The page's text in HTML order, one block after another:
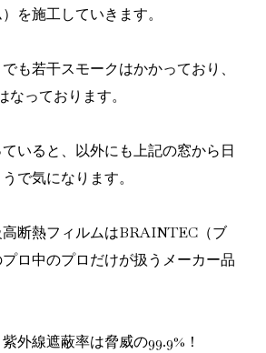
を施工していきます。
も若干スモークはかかっており、
っております。
いると、以外にも上記の窓から日
で気になります。
断熱フィルムはBRAINTEC（ブ
ロ中のプロだけが扱うメーカー品
外線遮蔽率は脅威の99.9%！